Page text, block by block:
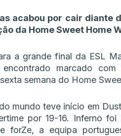
acabou por cair diante
da Home Sweet Home
a grande final da ESL
marcado
semana do Home
mundo teve início em
por 19-16. Inferno
forZe, a equipa